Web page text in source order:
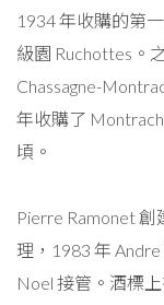
1934 年收購的第
級園 Ruchottes。
Chassagne-
年收購了
頃。
Pierre Ramonet
理，1983 年
Noel 接管。酒標